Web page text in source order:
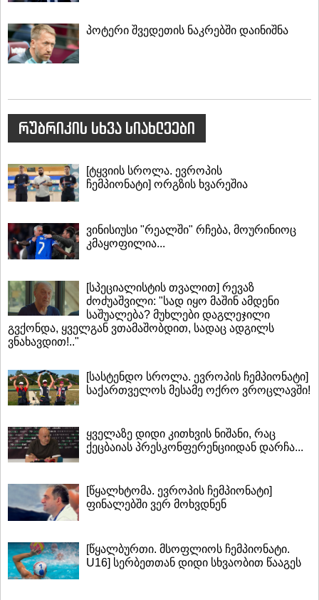
პოტერი შვედეთის ნაკრებში დაინიშნა
რუბრიკის სხვა სიახლეები
[ტყვიის სროლა. ევროპის
ჩემპიონატი] ორგზის ხვარეშია
ვინისიუსი "რეალში" რჩება, მოურინიოც
კმაყოფილია...
[სპეციალისტის თვალით] რევაზ
ძოძუაშვილი: "სად იყო მაშინ ამდენი
საშუალება? მუხლები დაგლეჯილი
გვქონდა, ყველგან ვთამაშობდით, სადაც ადგილს
ვნახავდით!.."
[სასტენდო სროლა. ევროპის ჩემპიონატი]
საქართველოს მესამე ოქრო ვროცლავში!
ყველაზე დიდი კითხვის ნიშანი, რაც
ქეცბაიას პრესკონფერენციიდან დარჩა...
[წყალხტომა. ევროპის ჩემპიონატი]
ფინალებში ვერ მოხვდნენ
[წყალბურთი. მსოფლიოს ჩემპიონატი.
U16] სერბეთთან დიდი სხვაობით წააგეს